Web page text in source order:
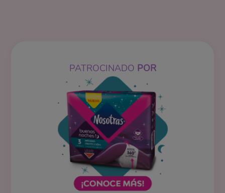
PATROCINADO POR